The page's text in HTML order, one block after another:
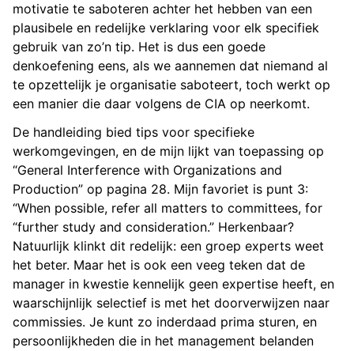
motivatie te saboteren achter het hebben van een
plausibele en redelijke verklaring voor elk specifiek
gebruik van zo’n tip. Het is dus een goede
denkoefening eens, als we aannemen dat niemand al
te opzettelijk je organisatie saboteert, toch werkt op
een manier die daar volgens de CIA op neerkomt.
De handleiding bied tips voor specifieke
werkomgevingen, en de mijn lijkt van toepassing op
“General Interference with Organizations and
Production” op pagina 28. Mijn favoriet is punt 3:
“When possible, refer all matters to committees, for
“further study and consideration.” Herkenbaar?
Natuurlijk klinkt dit redelijk: een groep experts weet
het beter. Maar het is ook een veeg teken dat de
manager in kwestie kennelijk geen expertise heeft, en
waarschijnlijk selectief is met het doorverwijzen naar
commissies. Je kunt zo inderdaad prima sturen, en
persoonlijkheden die in het management belanden